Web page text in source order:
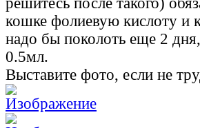
кошке фолиевую кислоту и
надо бы поколоть еще 2
0.5мл.
Выставите фото, если не